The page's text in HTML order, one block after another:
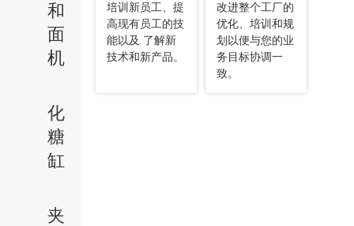
和
面
机
化
糖
缸
夹
培训新员工、提
高现有员工的技
能以及 了解新
技术和新产品。
改进整个工厂的
优化、培训和规
划以便与您的业
务目标协调一
致。